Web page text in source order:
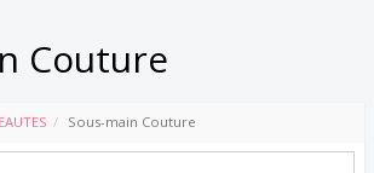
Couture
Sous-main Couture